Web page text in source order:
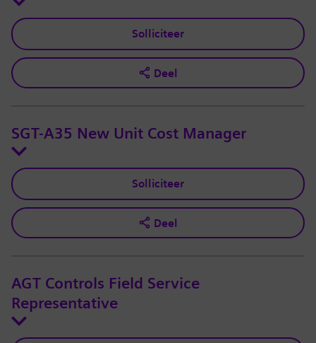
Solliciteer
Deel
SGT-A35 New Unit Cost Manager
Solliciteer
Deel
AGT Controls Field Service
Representative